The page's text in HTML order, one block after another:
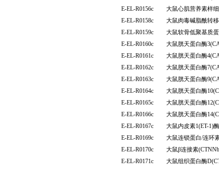
E-EL-R0156c
大鼠心肌营养素样
E-EL-R0158c
大鼠肉毒碱脂酰转
E-EL-R0159c
大鼠软骨低聚基质
E-EL-R0160c
大鼠胱天蛋白酶
E-EL-R0161c
大鼠胱天蛋白酶
E-EL-R0162c
大鼠胱天蛋白酶
E-EL-R0163c
大鼠胱天蛋白酶
E-EL-R0164c
大鼠胱天蛋白酶
E-EL-R0165c
大鼠胱天蛋白酶
E-EL-R0166c
大鼠胱天蛋白酶
E-EL-R0167c
大鼠内皮素1(ET-1)
E-EL-R0169c
大鼠连锁蛋白/连环
E-EL-R0170c
大鼠β连接素
E-EL-R0171c
大鼠组织蛋白酶